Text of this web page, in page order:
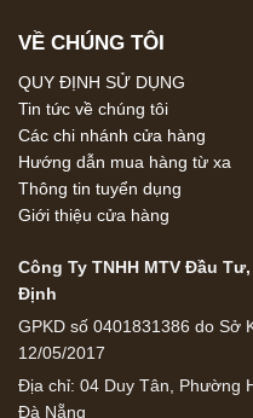
VỀ CHÚNG TÔI
QUY ĐỊNH SỬ DỤNG
Tin tức về chúng tôi
Các chi nhánh cửa hàng
Hướng dẫn mua hàng từ xa
Thông tin tuyển dụng
Giới thiệu cửa hàng
Công Ty TNHH MTV Đầu
Định
GPKD số 0401831386 do Sở
12/05/2017
Địa chỉ: 04 Duy Tân, Phường
Đà Nẵng